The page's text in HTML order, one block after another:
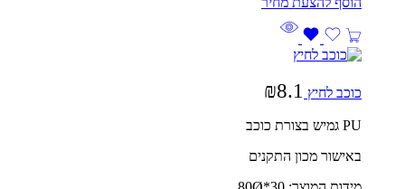
כוכב לחיץ ₪8.1
PU גמיש בצורת כוכב
באישור מכון התקנים